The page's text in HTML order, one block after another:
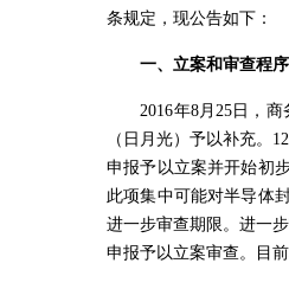
条规定 ，现公告如下：
一、立案和审查程序
2016年8月25 日，
（日月光）予以补充。 12
申报予以立案并开始初步
此项集中可能对半导体
进一步审查期限。进一
申报予以立案审查。目